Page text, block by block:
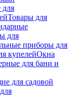
для
Товары для
для
приборы для
купелейОкна
для бани и
для садовой